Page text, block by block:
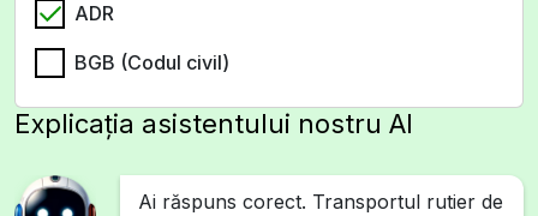
ADR
BGB (Codul civil)
Explicația asistentului nostru AI
Ai răspuns corect. Transportul rutier de